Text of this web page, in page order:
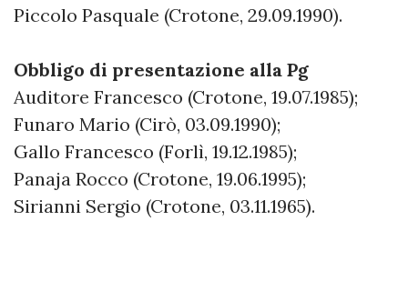
Piccolo Pasquale (Crotone, 29.09.1990).
Obbligo di presentazione alla Pg
Auditore Francesco (Crotone, 19.07.1985);
Funaro Mario (Cirò, 03.09.1990);
Gallo Francesco (Forlì, 19.12.1985);
Panaja Rocco (Crotone, 19.06.1995);
Sirianni Sergio (Crotone, 03.11.1965).